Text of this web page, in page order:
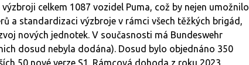
výzbroji celkem 1087 vozidel Puma, což by nejen umožnilo
a standardizaci výzbroje v rámci všech těžkých brigád,
nových jednotek. V současnosti má Bundeswehr
dosud nebyla dodána). Dosud bylo objednáno 350
50 nové verze S1. Rámcová dohoda z roku 2023